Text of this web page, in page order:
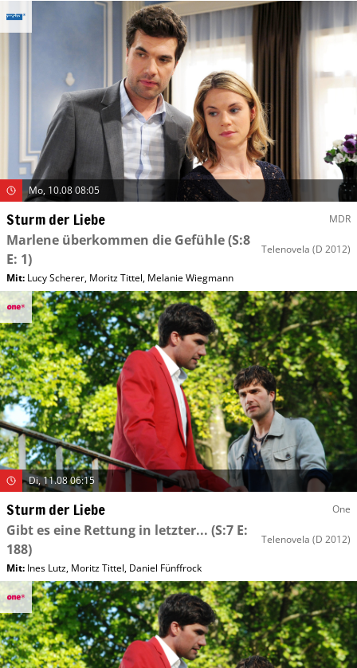
Mo, 10.08 08:05
Sturm der Liebe MDR
Marlene überkommen die Gefühle(S:8
E: 1)
Telenovela (D 2012)
Mit: Lucy Scherer, Moritz Tittel, Melanie Wiegmann
Di, 11.08 06:15
Sturm der Liebe One
Gibt es eine Rettung in letzter... (S:7 E:
188)
Telenovela (D 2012)
Mit: Ines Lutz, Moritz Tittel, Daniel Fünffrock